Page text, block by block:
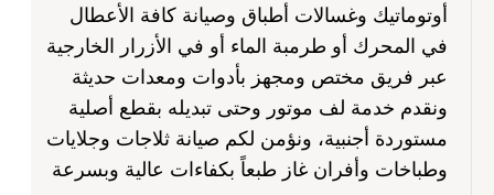
أوتوماتيك وغسالات أطباق وصيانة كافة الأعطال
في المحرك أو طرمبة الماء أو في الأزرار الخارجية
عبر فريق مختص ومجهز بأدوات ومعدات حديثة
ونقدم خدمة لف موتور وحتى تبديله بقطع أصلية
مستوردة أجنبية، ونؤمن لكم صيانة ثلاجات وجلايات
وطباخات وأفران غاز طبعاً بكفاءات عالية وبسرعة